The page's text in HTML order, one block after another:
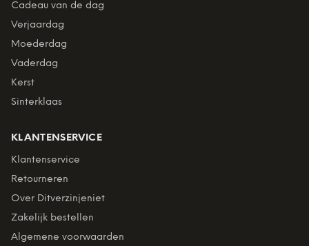
Cadeau van de dag
Verjaardag
Moederdag
Vaderdag
Kerst
Sinterklaas
KLANTENSERVICE
Klantenservice
Retourneren
Over Ditverzinjeniet
Zakelijk bestellen
Algemene voorwaarden